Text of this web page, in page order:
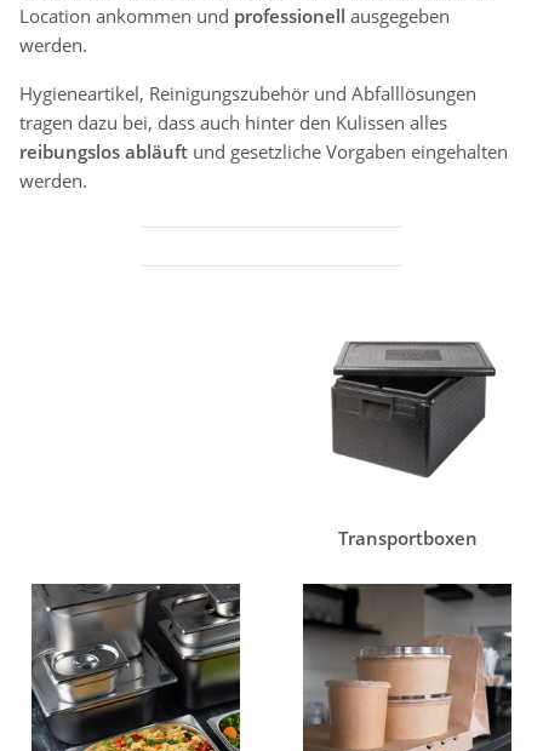
Location ankommen und professionell ausgegeben
werden.
Hygieneartikel, Reinigungszubehör und Abfalllösungen
tragen dazu bei, dass auch hinter den Kulissen alles
reibungslos abläuft und gesetzliche Vorgaben eingehalten
werden.
Transportboxen